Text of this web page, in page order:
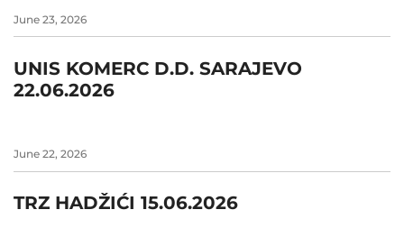
June 23, 2026
UNIS KOMERC D.D. SARAJEVO
22.06.2026
June 22, 2026
TRZ HADŽIĆI 15.06.2026